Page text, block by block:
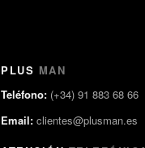
PLUS MAN
Teléfono: (+34) 91 883 68 66
Email: clientes@plusman.es